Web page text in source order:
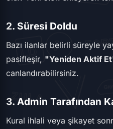
2. Süresi Doldu
Bazı ilanlar belirli süreyle
pasifleşir, "Yeniden Aktif
canlandırabilirsiniz.
3. Admin Tarafından
Kural ihlali veya şikayet